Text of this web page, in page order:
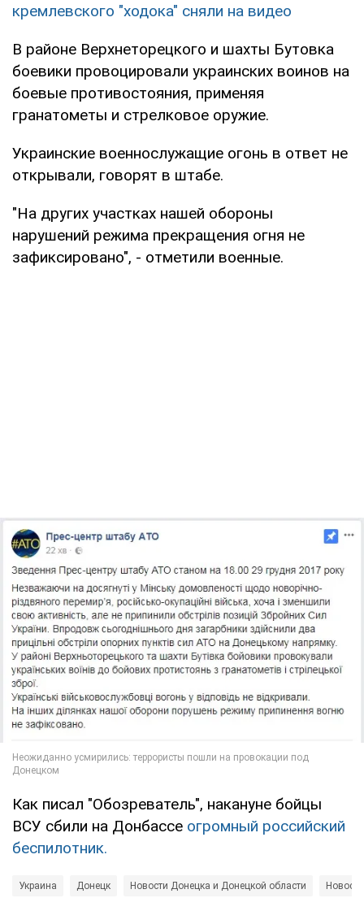
кремлевского "ходока" сняли на видео
В районе Верхнеторецкого и шахты Бутовка
боевики провоцировали украинских воинов на
боевые противостояния, применяя
гранатометы и стрелковое оружие.
Украинские военнослужащие огонь в ответ не
открывали, говорят в штабе.
"На других участках нашей обороны
нарушений режима прекращения огня не
зафиксировано", - отметили военные.
Как писал "Обозреватель", накануне бойцы
ВСУ сбили на Донбассе огромный российский
беспилотник.
Украина Донецк Новости Донецка и Донецкой области